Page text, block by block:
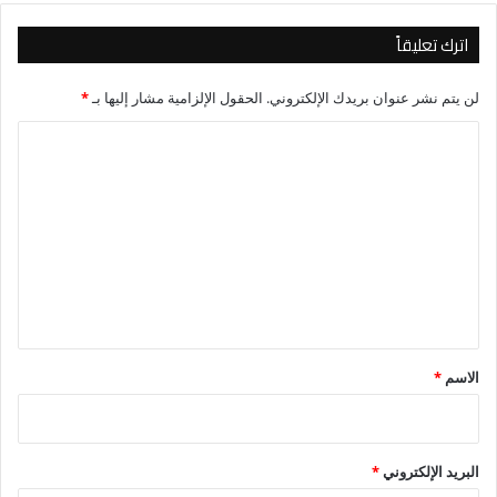
اترك تعليقاً
لن يتم نشر عنوان بريدك الإلكتروني. الحقول الإلزامية مشار إليها بـ*
*
الاسم *
البريد الإلكتروني*